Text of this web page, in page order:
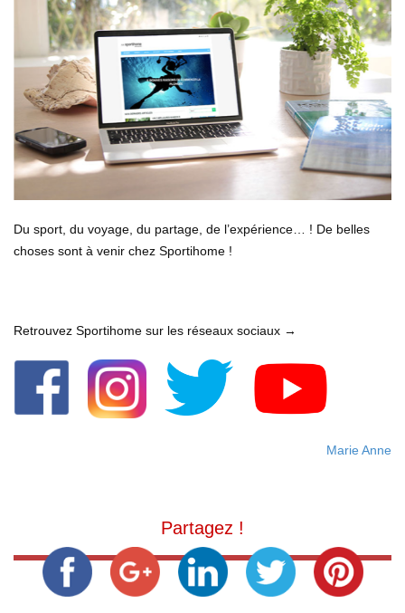
Du sport, du voyage, du partage, de l’expérience… ! De belles
choses sont à venir chez Sportihome !
Retrouvez Sportihome sur les réseaux sociaux →
Marie Anne
Partagez !